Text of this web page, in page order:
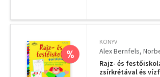
%
KÖNYV
Alex Bernfels
Rajz- és
zsírkrétával és